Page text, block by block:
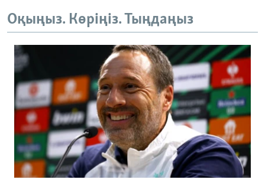
Оқыңыз. Көріңіз. Тыңдаңыз